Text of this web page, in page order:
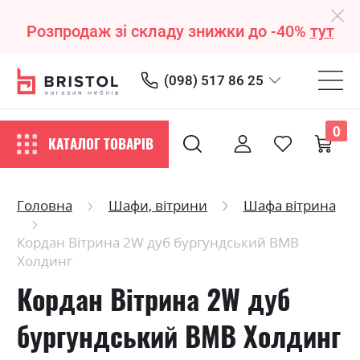
Розпродаж зі складу знижки до -40% тут
(098) 517 86 25
КАТАЛОГ ТОВАРІВ
0
Головна Шафи, вітрини
Шафа вітрина
Кордан Вітрина 2W дуб бургундський ВМВ
Холдинг
Кордан Вітрина 2W дуб
бургундський ВМВ Холдинг